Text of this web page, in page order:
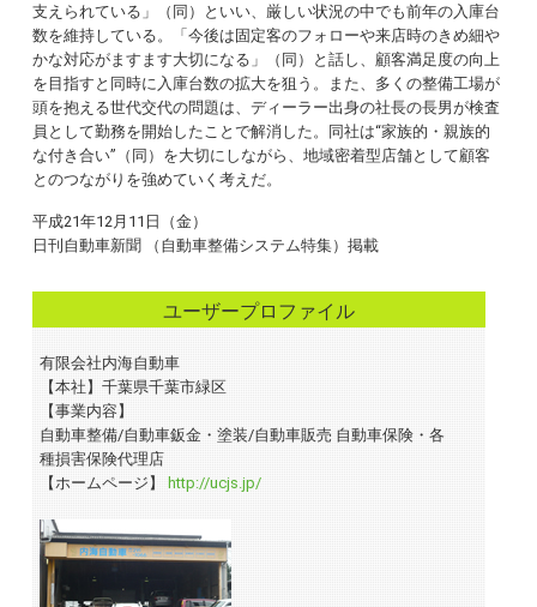
支えられている」（同）といい、厳しい状況の中でも前年の入庫台
数を維持している。「今後は固定客のフォローや来店時のきめ細や
かな対応がますます大切になる」（同）と話し、顧客満足度の向上
を目指すと同時に入庫台数の拡大を狙う。また、多くの整備工場が
頭を抱える世代交代の問題は、ディーラー出身の社長の長男が検査
員として勤務を開始したことで解消した。同社は“家族的・親族的
な付き合い”（同）を大切にしながら、地域密着型店舗として顧客
とのつながりを強めていく考えだ。
平成21年12月11日（金）
日刊自動車新聞 （自動車整備システム特集）掲載
ユーザープロファイル
有限会社内海自動車
【本社】千葉県千葉市緑区
【事業内容】
自動車整備/自動車鈑金・塗装/自動車販売 自動車保険・各
種損害保険代理店
【ホームページ】
http://ucjs.jp/